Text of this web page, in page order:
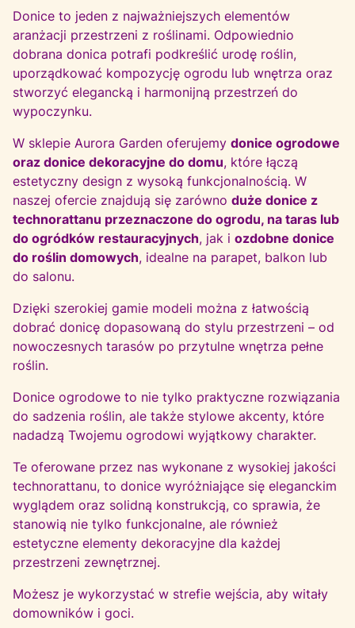
Donice to jeden z najważniejszych elementów
aranżacji przestrzeni z roślinami. Odpowiednio
dobrana donica potrafi podkreślić urodę roślin,
uporządkować kompozycję ogrodu lub wnętrza oraz
stworzyć elegancką i harmonijną przestrzeń do
wypoczynku.
W sklepie Aurora Garden oferujemy donice ogrodowe
oraz donice dekoracyjne do domu, które łączą
estetyczny design z wysoką funkcjonalnością. W
naszej ofercie znajdują się zarówno duże donice z
technorattanu przeznaczone do ogrodu, na taras lub
do ogródków restauracyjnych, jak i ozdobne donice
do roślin domowych, idealne na parapet, balkon lub
do salonu.
Dzięki szerokiej gamie modeli można z łatwością
dobrać donicę dopasowaną do stylu przestrzeni – od
nowoczesnych tarasów po przytulne wnętrza pełne
roślin.
Donice ogrodowe to nie tylko praktyczne rozwiązania
do sadzenia roślin, ale także stylowe akcenty, które
nadadzą Twojemu ogrodowi wyjątkowy charakter.
Te oferowane przez nas wykonane z wysokiej jakości
technorattanu, to donice wyróżniające się eleganckim
wyglądem oraz solidną konstrukcją, co sprawia, że
stanowią nie tylko funkcjonalne, ale również
estetyczne elementy dekoracyjne dla każdej
przestrzeni zewnętrznej.
Możesz je wykorzystać w strefie wejścia, aby witały
domowników i goci.